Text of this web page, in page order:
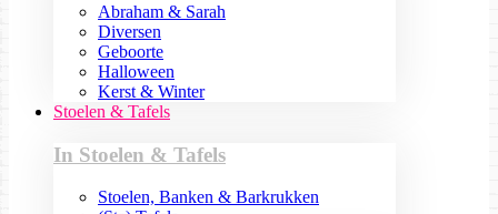
Abraham & Sarah
Diversen
Geboorte
Halloween
Kerst & Winter
Stoelen & Tafels
In Stoelen & Tafels
Stoelen, Banken & Barkrukken